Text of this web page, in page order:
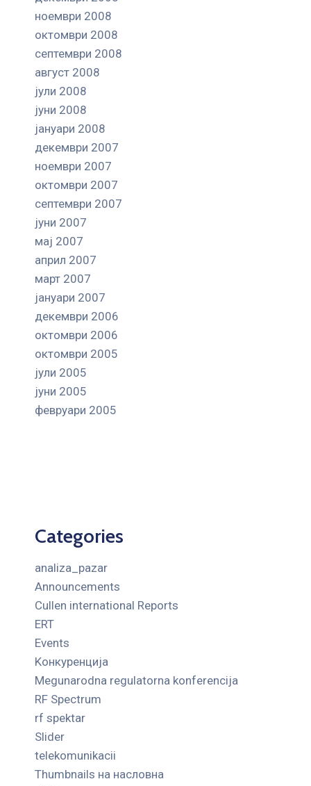
ноември 2008
октомври 2008
септември 2008
август 2008
јули 2008
јуни 2008
јануари 2008
декември 2007
ноември 2007
октомври 2007
септември 2007
јуни 2007
мај 2007
април 2007
март 2007
јануари 2007
декември 2006
октомври 2006
октомври 2005
јули 2005
јуни 2005
февруари 2005
Categories
analiza_pazar
Announcements
Cullen international Reports
ERT
Events
Kонкуренција
Megunarodna regulatorna konferencija
RF Spectrum
rf spektar
Slider
telekomunikacii
Thumbnails на насловна